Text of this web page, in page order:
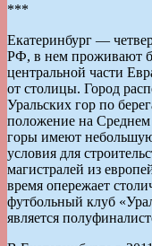
***
Екатеринбург —
РФ, в нем проживают
центральной части
от столицы. Город
Уральских гор по
положение на
горы имеют небольшую
условия для
магистралей из
время опережает
футбольный клуб
является